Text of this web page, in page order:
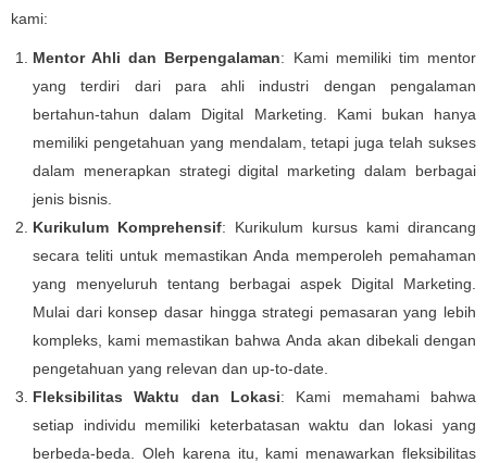
kami:
Mentor Ahli dan Berpengalaman: Kami memiliki tim mentor
yang terdiri dari para ahli industri dengan pengalaman
bertahun-tahun dalam Digital Marketing. Kami bukan hanya
memiliki pengetahuan yang mendalam, tetapi juga telah sukses
dalam menerapkan strategi digital marketing dalam berbagai
jenis bisnis.
Kurikulum Komprehensif: Kurikulum kursus kami dirancang
secara teliti untuk memastikan Anda memperoleh pemahaman
yang menyeluruh tentang berbagai aspek Digital Marketing.
Mulai dari konsep dasar hingga strategi pemasaran yang lebih
kompleks, kami memastikan bahwa Anda akan dibekali dengan
pengetahuan yang relevan dan up-to-date.
Fleksibilitas Waktu dan Lokasi: Kami memahami bahwa
setiap individu memiliki keterbatasan waktu dan lokasi yang
berbeda-beda. Oleh karena itu, kami menawarkan fleksibilitas